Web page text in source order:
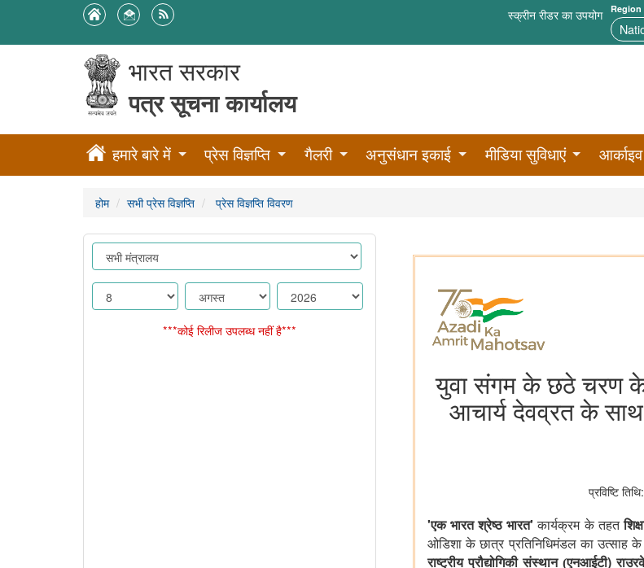
स्क्रीन रीडर का उपयोग Region
भारत सरकार
पत्र सूचना कार्यालय
हमारे बारे में प्रेस विज्ञप्ति गैलरी अनुसंधान इकाई मीडिया सुविधाएं आर्काइव
होम सभी प्रेस विज्ञप्ति प्रेस विज्ञप्ति विवरण
***कोई रिलीज उपलब्ध नहीं है***